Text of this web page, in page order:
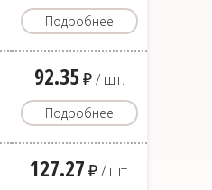
Подробнее
92.35д/ шт.
Подробнее
127.27 д/ шт.